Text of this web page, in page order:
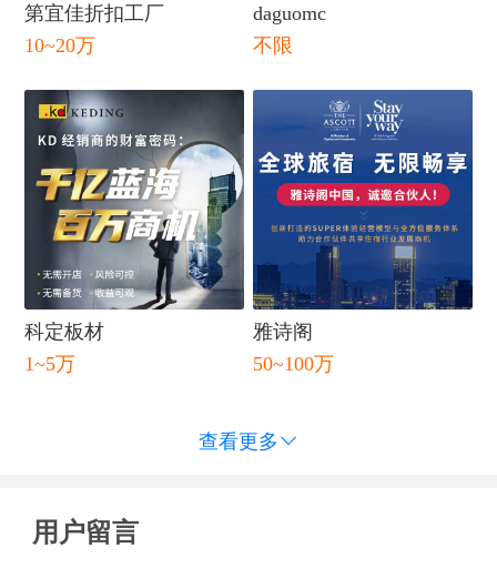
第宜佳折扣工厂
10~20万
daguomc
不限
科定板材
1~5万
雅诗阁
50~100万
查看更多 
用户留言